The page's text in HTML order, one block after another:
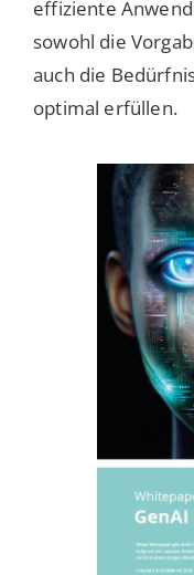
effiziente
sowohl die
auch die
optimal erfüllen.